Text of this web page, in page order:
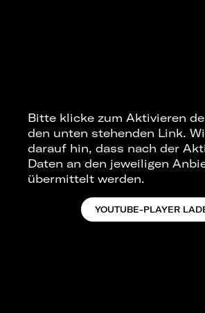
Bitte klicke zum Aktivieren
den unten stehenden Link.
darauf hin, dass nach der
Daten an den jeweiligen
übermittelt werden.
YOUTUBE-PLAYER